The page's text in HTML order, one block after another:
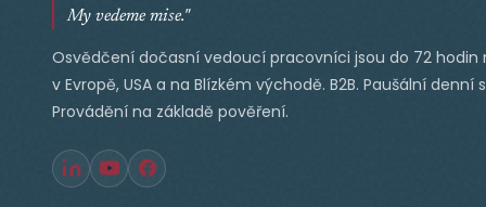
My vedeme mise."
Osvědčení dočasní vedoucí pracovníci jsou do 72 hodin
v Evropě, USA a na Blízkém východě. B2B. Paušální denní
Provádění na základě pověření.